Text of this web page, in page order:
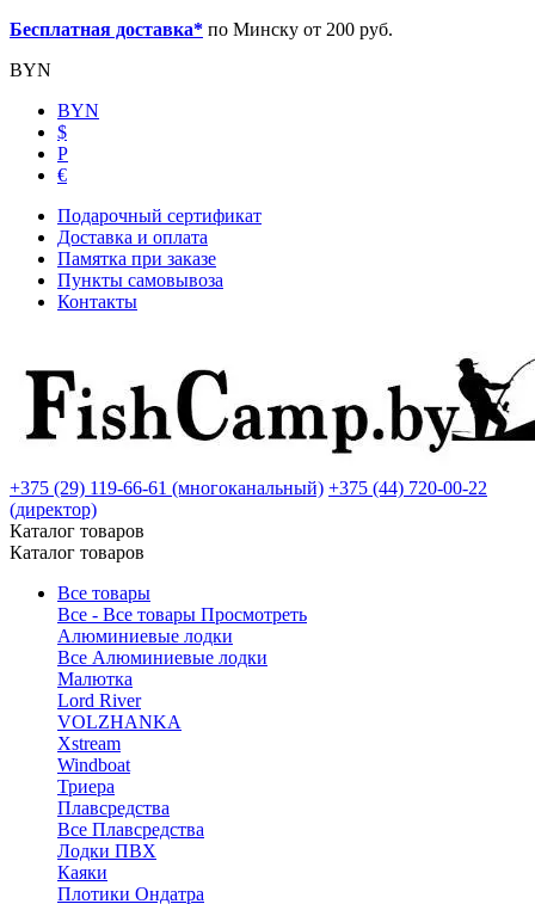
Бесплатная доставка* по Минску от 200 руб.
BYN
BYN
$
Р
€
Подарочный сертификат
Доставка и оплата
Памятка при заказе
Пункты самовывоза
Контакты
+375 (29) 119-66-61 (многоканальный) +375 (44) 720-00-22
(директор)
Каталог товаров
Каталог товаров
Все товары
Все - Все товары Просмотреть
Алюминиевые лодки
Все Алюминиевые лодки
Малютка
Lord River
VOLZHANKA
Xstream
Windboat
Триера
Плавсредства
Все Плавсредства
Лодки ПВХ
Каяки
Плотики Ондатра